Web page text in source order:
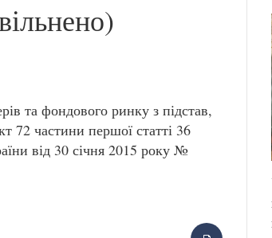
та фондового ринку з підстав,
72 частини першої статті 36
від 30 січня 2015 року №